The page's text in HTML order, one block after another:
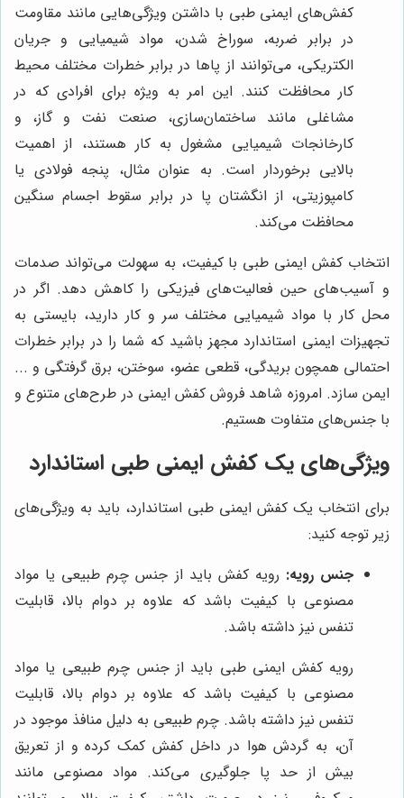
کفش‌های ایمنی طبی با داشتن ویژگی‌هایی مانند مقاومت
در برابر ضربه، سوراخ شدن، مواد شیمیایی و جریان
الکتریکی، می‌توانند از پاها در برابر خطرات مختلف محیط
کار محافظت کنند. این امر به ویژه برای افرادی که در
مشاغلی مانند ساختمان‌سازی، صنعت نفت و گاز، و
کارخانجات شیمیایی مشغول به کار هستند، از اهمیت
بالایی برخوردار است. به عنوان مثال، پنجه فولادی یا
کامپوزیتی، از انگشتان پا در برابر سقوط اجسام سنگین
محافظت می‌کند.
انتخاب کفش ایمنی طبی با کیفیت، به سهولت می‌تواند صدمات
و آسیب‌های حین فعالیت‌های فیزیکی را کاهش دهد. اگر در
محل کار با مواد شیمیایی مختلف سر و کار دارید، بایستی به
تجهیزات ایمنی استاندارد مجهز باشید که شما را در برابر خطرات
احتمالی همچون بریدگی، قطعی عضو، سوختن، برق گرفتگی و ...
ایمن سازد. امروزه شاهد فروش کفش ایمنی در طرح‌های متنوع و
با جنس‌های متفاوت هستیم.
ویژگی‌های یک کفش ایمنی طبی استاندارد
برای انتخاب یک کفش ایمنی طبی استاندارد، باید به ویژگی‌های
زیر توجه کنید:
جنس رویه: رویه کفش باید از جنس چرم طبیعی یا مواد
مصنوعی با کیفیت باشد که علاوه بر دوام بالا، قابلیت
تنفس نیز داشته باشد.
رویه کفش ایمنی طبی باید از جنس چرم طبیعی یا مواد
مصنوعی با کیفیت باشد که علاوه بر دوام بالا، قابلیت
تنفس نیز داشته باشد. چرم طبیعی به دلیل منافذ موجود در
آن، به گردش هوا در داخل کفش کمک کرده و از تعریق
بیش از حد پا جلوگیری می‌کند. مواد مصنوعی مانند